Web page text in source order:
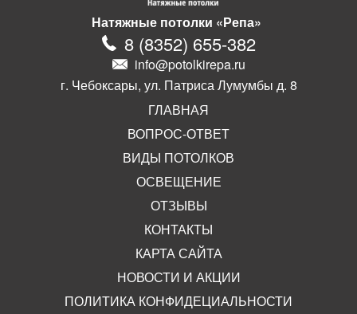
Натяжные потолки «Репа»
8 (8352) 655-382
info@potolkirepa.ru
г. Чебоксары, ул. Патриса Лумумбы д. 8
ГЛАВНАЯ
ВОПРОС-ОТВЕТ
ВИДЫ ПОТОЛКОВ
ОСВЕЩЕНИЕ
ОТЗЫВЫ
КОНТАКТЫ
КАРТА САЙТА
НОВОСТИ И АКЦИИ
ПОЛИТИКА КОНФИДЕЦИАЛЬНОСТИ